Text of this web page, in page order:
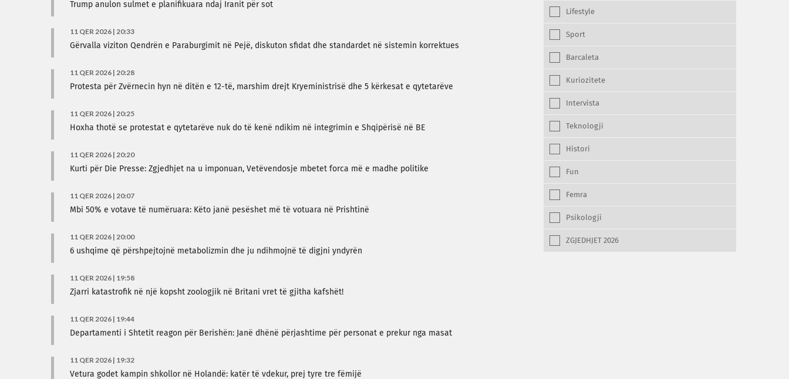
Trump anulon sulmet e planifikuara ndaj Iranit për sot
11 QER 2026 | 20:33
Gërvalla viziton Qendrën e Paraburgimit në Pejë, diskuton sfidat dhe standardet në sistemin korrektues
11 QER 2026 | 20:28
Protesta për Zvërnecin hyn në ditën e 12-të, marshim drejt Kryeministrisë dhe 5 kërkesat e qytetarëve
11 QER 2026 | 20:25
Hoxha thotë se protestat e qytetarëve nuk do të kenë ndikim në integrimin e Shqipërisë në BE
11 QER 2026 | 20:20
Kurti për Die Presse: Zgjedhjet na u imponuan, Vetëvendosje mbetet forca më e madhe politike
11 QER 2026 | 20:07
Mbi 50% e votave të numëruara: Këto janë pesëshet më të votuara në Prishtinë
11 QER 2026 | 20:00
6 ushqime që përshpejtojnë metabolizmin dhe ju ndihmojnë të digjni yndyrën
11 QER 2026 | 19:58
Zjarri katastrofik në një kopsht zoologjik në Britani vret të gjitha kafshët!
11 QER 2026 | 19:44
Departamenti i Shtetit reagon për Berishën: Janë dhënë përjashtime për personat e prekur nga masat
11 QER 2026 | 19:32
Vetura godet kampin shkollor në Holandë: katër të vdekur, prej tyre tre fëmijë
Lifestyle
Sport
Barcaleta
Kuriozitete
Intervista
Teknologji
Histori
Fun
Femra
Psikologji
ZGJEDHJET 2026